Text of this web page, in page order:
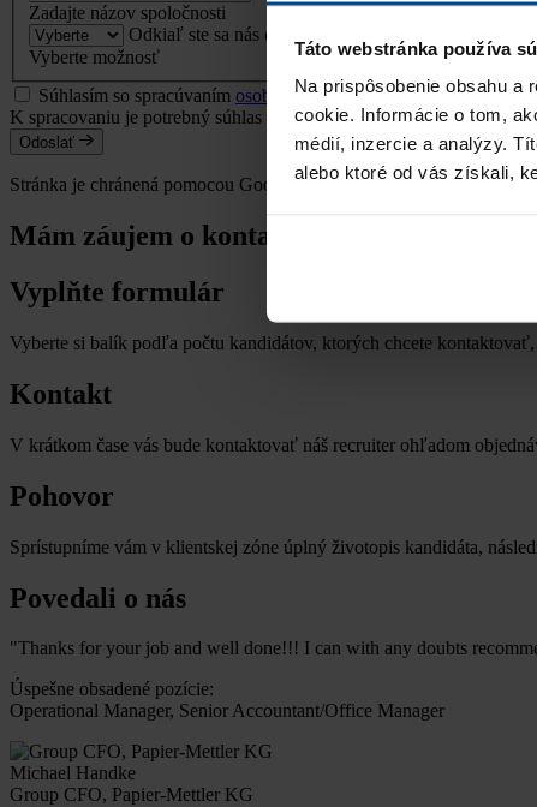
Táto webstránka používa
Na prispôsobenie obsahu a
cookie. Informácie o tom,
médií, inzercie a analýzy.
alebo ktoré od vás získali,
Zadajte názov spoločnosti
Odkiaľ ste sa nás dozvedeli?
Vyberte možnosť
Súhlasím so spracúvaním osobných údajova vyhlasujem, že
K spracovaniu je potrebný súhlas
Odoslať
Stránka je chránená pomocou Google reCaptcha
Mám záujem o kontakt na kandidáta
Vyplňte formulár
Vyberte si balík podľa počtu kandidátov, ktorých chcete
Kontakt
V krátkom čase vás bude kontaktovať náš recruiter ohľadom
Pohovor
Sprístupníme vám v klientskej zóne úplný životopis kandidáta,
Povedali o nás
"Thanks for your job and well done!!! I can with any doubts
Úspešne obsadené pozície:
Operational Manager, Senior Accountant/Office Manager
Michael Handke
Group CFO, Papier-Mettler KG